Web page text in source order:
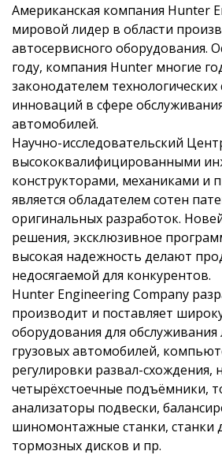
Американская компания Hunter
мировой лидер в области
автосервисного оборудования.
году, компания Hunter многие
законодателем
инноваций в сфере
автомобилей.
Научно-исследовательский
высококвалифицированными
конструкторами, механиками и
является обладателем сотен
оригинальных разработок.
решения, эксклюзивное
высокая надежность делают
недосягаемой для конкурентов.
Hunter Engineering Company
производит и поставляет
оборудования для обслуживания
грузовых автомобилей,
регулировки развал-схождения,
четырёхстоечные подъёмники,
анализаторы подвески,
шиномонтажные станки, станки
тормозных дисков и пр.